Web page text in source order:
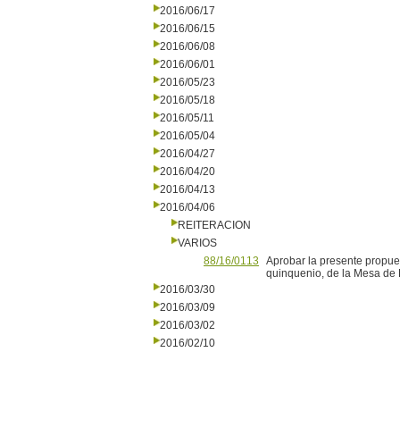
2016/06/17
2016/06/15
2016/06/08
2016/06/01
2016/05/23
2016/05/18
2016/05/11
2016/05/04
2016/04/27
2016/04/20
2016/04/13
2016/04/06
REITERACION
VARIOS
88/16/0113
Aprobar la presente
quinquenio, de la Mesa de
2016/03/30
2016/03/09
2016/03/02
2016/02/10